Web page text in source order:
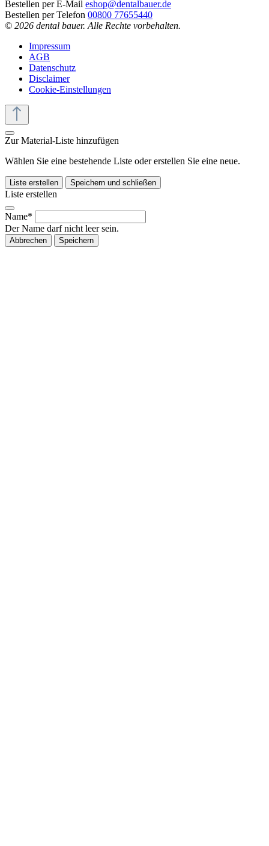
Bestellen per E-Mail eshop@dentalbauer.de
Bestellen per Telefon 00800 77655440
© 2026 dental bauer. Alle Rechte vorbehalten.
Impressum
AGB
Datenschutz
Disclaimer
Cookie-Einstellungen
Zur Material-Liste hinzufügen
Wählen Sie eine bestehende Liste oder erstellen Sie eine neue.
Liste erstellen Speichern und schließen
Liste erstellen
Name*
Der Name darf nicht leer sein.
Abbrechen Speichern